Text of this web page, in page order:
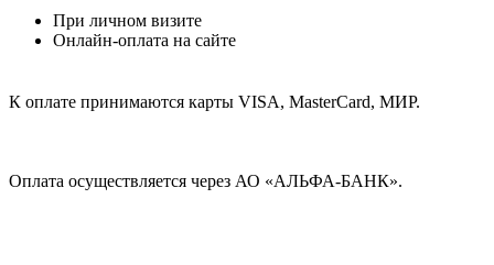
При личном визите
Онлайн-оплата на сайте
К оплате принимаются карты VISA, MasterCard, МИР.
Оплата осуществляется через АО «АЛЬФА-БАНК».